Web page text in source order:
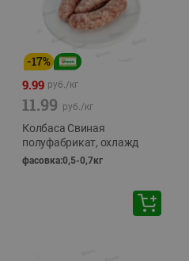
-17%
9.99 руб./кг
11.99 руб./кг
Колбаса Свиная
полуфабрикат, охлажд
фасовка:0,5-0,7кг